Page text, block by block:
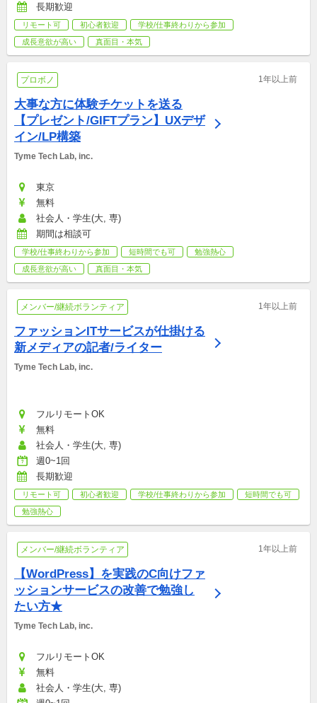
長期歓迎
リモート可 初心者歓迎
学校/仕事終わりから参加
成長意欲が高い
真面目・本気
プロボノ 1年以上前
大事な方に体験チケットを送る
【プレゼント/GIFTプラン】UXデザ
イン/LP構築
Tyme Tech Lab, inc.
東京
無料
社会人・学生(大, 専)
期間は相談可
学校/仕事終わりから参加 短時間でも可
勉強熱心
成長意欲が高い
真面目・本気
メンバー/継続ボランティア 1年以上前
ファッションITサービスが仕掛ける
新メディアの記者/ライター
Tyme Tech Lab, inc.
フルリモートOK
無料
社会人・学生(大, 専)
週0~1回
長期歓迎
リモート可 初心者歓迎 学校/仕事終わりから参加
短時間でも可
勉強熱心
メンバー/継続ボランティア 1年以上前
【WordPress】を実践のC向けファ
ッションサービスの改善で勉強し
たい方★
Tyme Tech Lab, inc.
フルリモートOK
無料
社会人・学生(大, 専)